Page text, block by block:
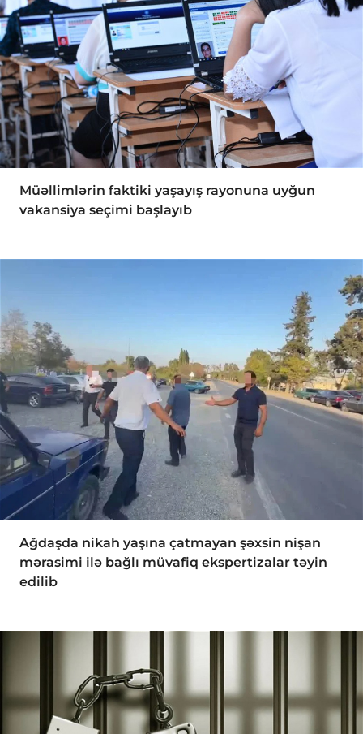
Müəllimlərin faktiki yaşayış rayonuna uyğun
vakansiya seçimi başlayıb
Ağdaşda nikah yaşına çatmayan şəxsin nişan
mərasimi ilə bağlı müvafiq ekspertizalar təyin
edilib